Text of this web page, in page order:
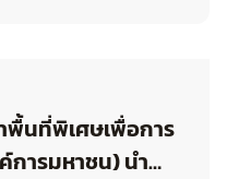
นที่พิเศษเพื่อการ
การมหาชน) นำ